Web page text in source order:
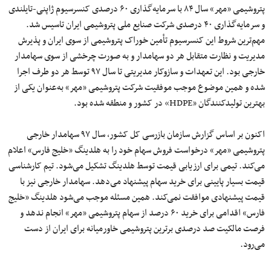
پتروشیمی «مهر» سال ۸۴ با سرمایه‌گذاری ۶۰ درصدی کنسرسیوم ژاپنی-تایلندی
و سرمایه‌گذاری ۴۰ درصدی شرکت صنایع ملی پتروشیمی ایران تاسیس شد.
مهم‌ترین شروط این کنسرسیوم تأمین خوراک پتروشیمی از سوی ایران و پذیرش
مدیریت و نظارت متقابل هر دو سهامدار و به صورت چرخشی از سوی سهامدار
خارجی بود. این تعهدات و سازوکار مدیریتی تا سال ۹۷ توسط هر دو طرف اجرا
شده و همین موضوع موجب موفقیت شرکت پتروشیمی «مهر» به‌عنوان یکی از
بهترین تولیدکنندگان «HDPE» در کشور و منطقه شده بود.
اکنون بر اساس گزارش سازمان بازرسی کل کشور، سال ۹۷ سهامدار خارجی
پتروشیمی «مهر» درخواست فروش سهام خود را به هلدینگ «خلیج فارس» اعلام
می‌کند. تیمی برای ارزیابی قیمت توسط هلدینگ تشکیل می‌شود. تیم کارشناسی
قیمت بسیار پایینی برای خرید سهام پیشنهاد می‌دهد. سهامدار خارجی نیز با
قیمت پیشنهادی موافقت نمی‌کند. همین مسئله موجب می‌شود هلدینگ «خلیج
فارس» اقدامی برای خرید ۶۰ درصد از سهام پتروشیمی «مهر» انجام ندهد و
فرصت مالکیت صد درصدی برترین پتروشیمی خاورمیانه برای ایران از دست
می‌رود.